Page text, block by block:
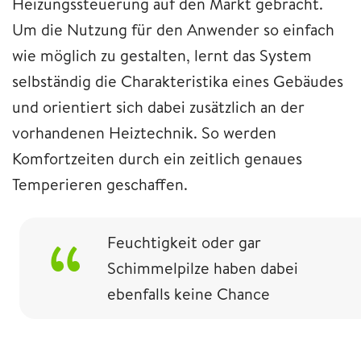
Um die Nutzung für den Anwender so einfach
wie möglich zu gestalten, lernt das System
selbständig die Charakteristika eines Gebäudes
und orientiert sich dabei zusätzlich an der
vorhandenen Heiztechnik. So werden
Komfortzeiten durch ein zeitlich genaues
Temperieren geschaffen.
Feuchtigkeit oder gar
Schimmelpilze haben dabei
ebenfalls keine Chance